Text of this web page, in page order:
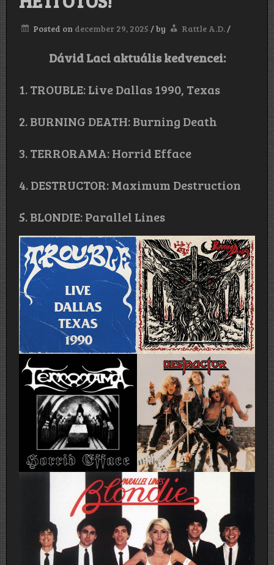
Posted on december 29, 2025 /by Rattle A.D./
Dávid Laci aktuális kedvencei:
1. TROUBLE: Live Dallas 1990, Texas
2. BURNING DEATH: Burning Death
3. TERRORAMA: Horrid Efface
4. DESTRUCTOR: Maximum Destruction
5. BLONDIE: Parallel Lines